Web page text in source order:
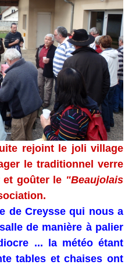
rejoint le joli village
le traditionnel verre
et goûter le "Beaujolais
de Creysse qui nous a
de manière à palier
... la météo étant
tables et chaises ont